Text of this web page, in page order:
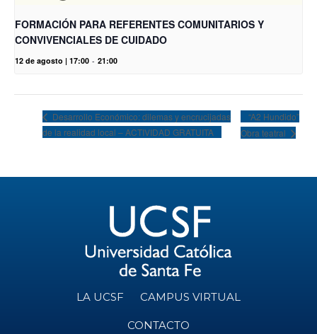
FORMACIÓN PARA REFERENTES COMUNITARIOS Y
CONVIVENCIALES DE CUIDADO
12 de agosto | 17:00 - 21:00
Desarrollo Económico: dilemas y encrucijadas
de la realidad local – ACTIVIDAD GRATUITA
“A2 Hundido”
Obra teatral
LA UCSF CAMPUS VIRTUAL
CONTACTO